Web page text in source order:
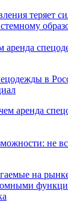
аренда
в
не
на